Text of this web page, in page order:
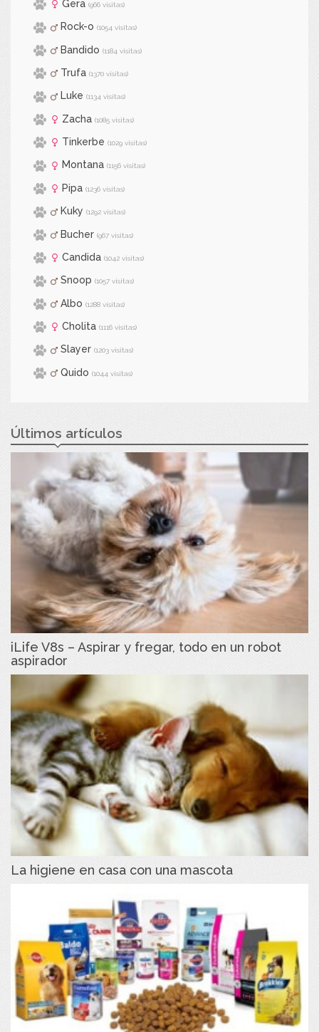
Gera (966 visitas)
Rock-o (1054 visitas)
Bandido (1184 visitas)
Trufa (1370 visitas)
Luke (1134 visitas)
Zacha (1085 visitas)
Tinkerbe (1029 visitas)
Montana (1156 visitas)
Pipa (1236 visitas)
Kuky (1292 visitas)
Bucher (967 visitas)
Candida (1042 visitas)
Snoop (1057 visitas)
Albo (1288 visitas)
Cholita (1116 visitas)
Slayer (1203 visitas)
Quido (1044 visitas)
Últimos artículos
iLife V8s – Aspirar y fregar, todo en un robot
aspirador
La higiene en casa con una mascota